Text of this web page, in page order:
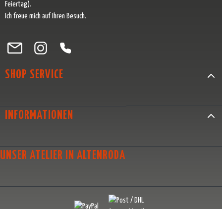
Feiertag).
Ich freue mich auf Ihren Besuch.
Besuche uns auf Facebook – öffnet in neuem Tab (externer Link)
Schau auf Instagram vorbei – öffnet in neuem Tab (externer Link)
Lass dich auf Pinterest inspirieren – öffnet in neuem Tab
Folge uns auf X – öffnet in neuem Tab (externer Link)
SHOP SERVICE
INFORMATIONEN
UNSER ATELIER IN ALTENRODA